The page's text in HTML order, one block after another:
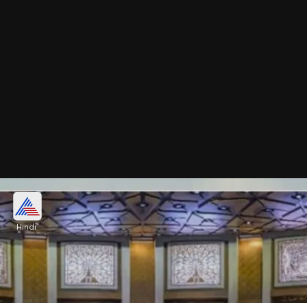
इंटीरियर थीम में तीन राष्ट्रीय प्रतीक
इमारत राष्ट्रीय प्रतीकों से परिपूर्ण है, जिसमें राष्ट्रीय प्रतीक
अशोक का सिंह स्तंभ भी शामिल है। इंटीरियर थीम में कमल, मोर
और बरगद के पेड़ का उपयोग किया गया है।
Image credits: social media
Hindi